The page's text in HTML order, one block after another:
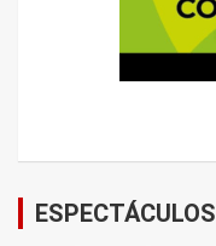
ESPECTÁCULOS